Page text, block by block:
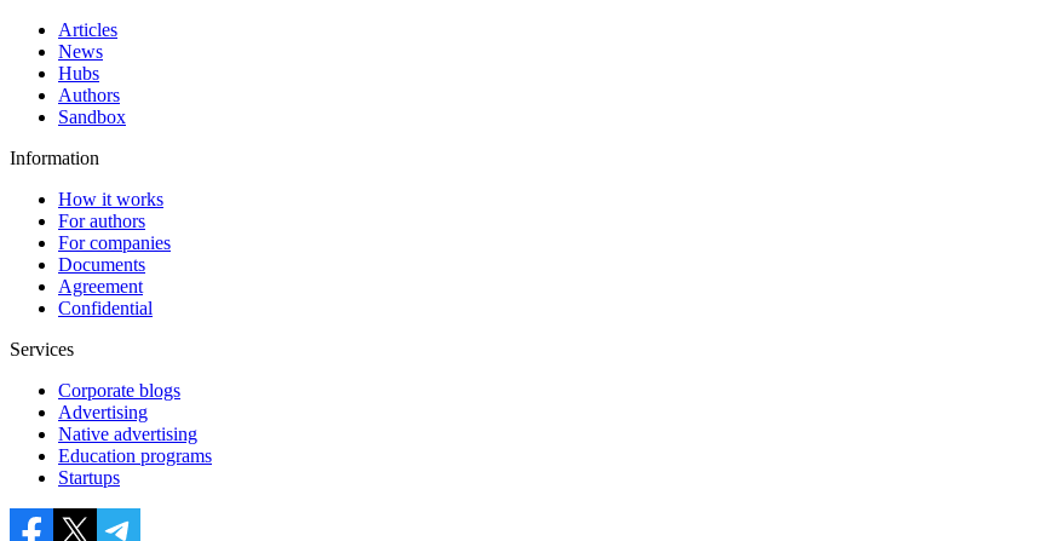
Articles
News
Hubs
Authors
Sandbox
Information
How it works
For authors
For companies
Documents
Agreement
Confidential
Services
Corporate blogs
Advertising
Native advertising
Education programs
Startups